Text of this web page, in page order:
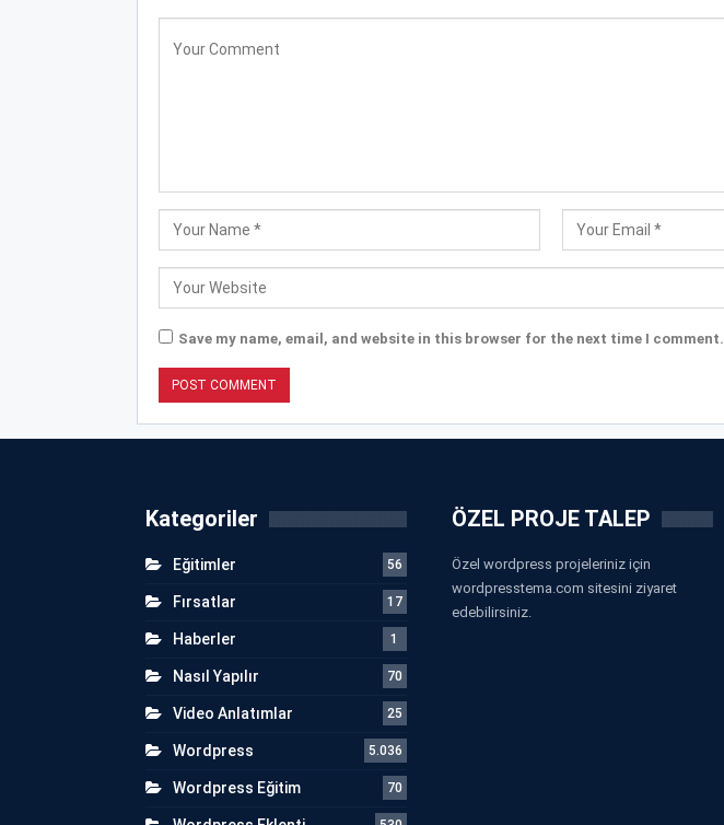
Save my name, email, and website in this browser for the next time I comment.
Kategoriler
Eğitimler 56
Fırsatlar 17
Haberler 1
Nasıl Yapılır 70
Video Anlatımlar 25
Wordpress 5.036
Wordpress Eğitim 70
ÖZEL PROJE TALEP
Özel wordpress projeleriniz için
wordpresstema.com sitesini ziyaret
edebilirsiniz.